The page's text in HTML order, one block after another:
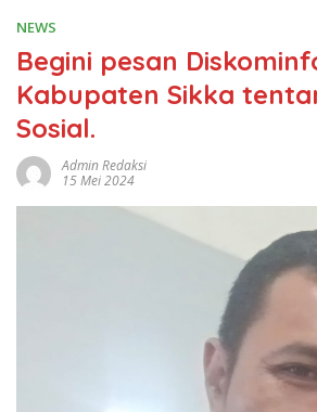
NEWS
Begini pesan
Kabupaten Sikka
Sosial.
Admin Redaksi
15 Mei 2024